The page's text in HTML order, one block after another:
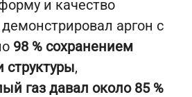
и качество
аргон с
98 % сохранением
,
газ давал около 85 %